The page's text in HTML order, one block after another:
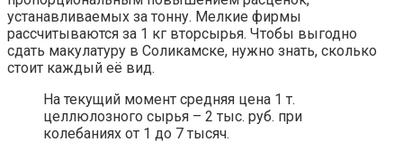
устанавливаемых за тонну. Мелкие фирмы
рассчитываются за 1 кг вторсырья. Чтобы выгодно
сдать макулатуру в Соликамске, нужно знать, сколько
стоит каждый её вид.
На текущий момент средняя цена 1 т.
целлюлозного сырья – 2 тыс. руб. при
колебаниях от 1 до 7 тысяч.